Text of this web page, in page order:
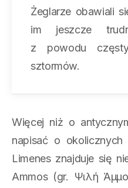
Żeglarze obawiali
im jeszcze
z powodu
sztormów.
Więcej niż o
napisać o
Limenes znajduje się
Ammos (gr. Ψιλή